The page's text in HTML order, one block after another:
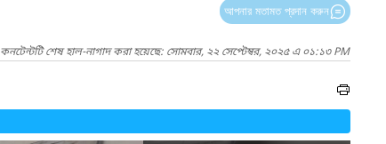
আপনার মতামত প্রদান করুন
কনটেন্টটি শেষ হাল-নাগাদ করা হয়েছে: সোমবার, ২২ সেপ্টেম্বর, ২০২৫ এ ০১:১৩ PM